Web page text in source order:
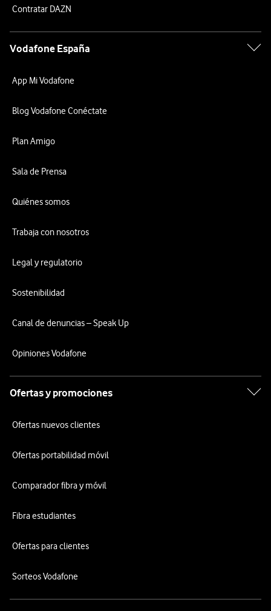
Contratar DAZN
Vodafone España
App Mi Vodafone
Blog Vodafone Conéctate
Plan Amigo
Sala de Prensa
Quiénes somos
Trabaja con nosotros
Legal y regulatorio
Sostenibilidad
Canal de denuncias – Speak Up
Opiniones Vodafone
Ofertas y promociones
Ofertas nuevos clientes
Ofertas portabilidad móvil
Comparador fibra y móvil
Fibra estudiantes
Ofertas para clientes
Sorteos Vodafone